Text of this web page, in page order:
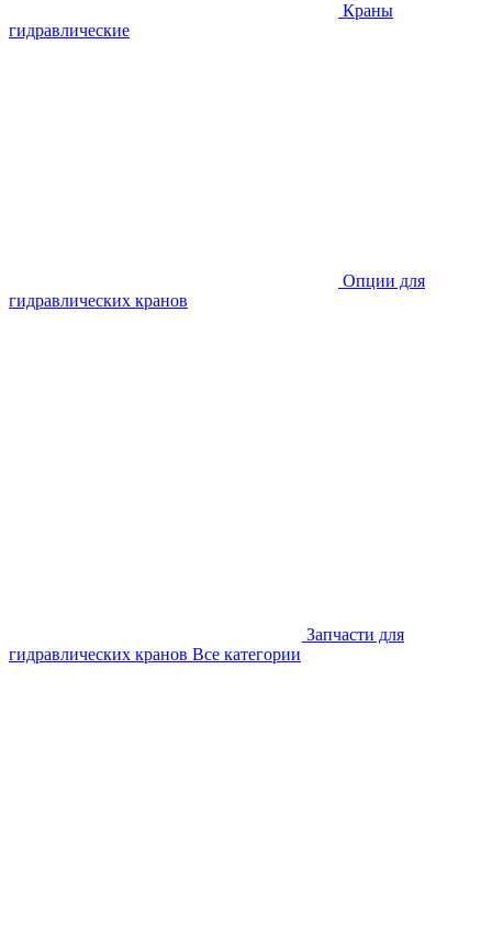
Краны
гидравлические
Опции для
гидравлических кранов
Запчасти для
гидравлических кранов Все категории